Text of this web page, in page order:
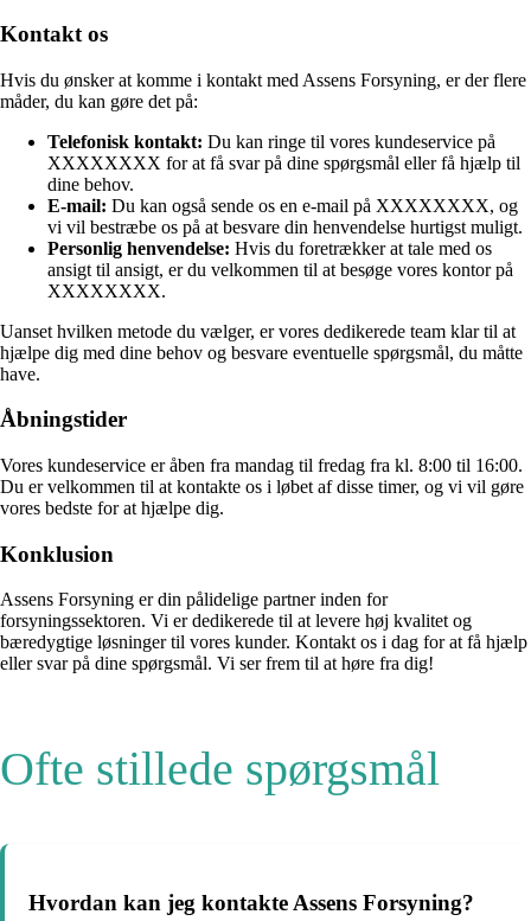
Kontakt os
Hvis du ønsker at komme i kontakt med Assens Forsyning, er der flere
måder, du kan gøre det på:
Telefonisk kontakt: Du kan ringe til vores kundeservice på
XXXXXXXX for at få svar på dine spørgsmål eller få hjælp til
dine behov.
E-mail: Du kan også sende os en e-mail på XXXXXXXX, og
vi vil bestræbe os på at besvare din henvendelse hurtigst muligt.
Personlig henvendelse: Hvis du foretrækker at tale med os
ansigt til ansigt, er du velkommen til at besøge vores kontor på
XXXXXXXX.
Uanset hvilken metode du vælger, er vores dedikerede team klar til at
hjælpe dig med dine behov og besvare eventuelle spørgsmål, du måtte
have.
Åbningstider
Vores kundeservice er åben fra mandag til fredag ​​fra kl. 8:00 til 16:00.
Du er velkommen til at kontakte os i løbet af disse timer, og vi vil gøre
vores bedste for at hjælpe dig.
Konklusion
Assens Forsyning er din pålidelige partner inden for
forsyningssektoren. Vi er dedikerede til at levere høj kvalitet og
bæredygtige løsninger til vores kunder. Kontakt os i dag for at få hjælp
eller svar på dine spørgsmål. Vi ser frem til at høre fra dig!
Ofte stillede spørgsmål
Hvordan kan jeg kontakte Assens Forsyning?